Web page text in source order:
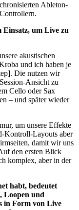
Ableton-
Einsatz, um Live zu
akustischen
und ich haben je
Die nutzen wir
Ansicht zu
Cello oder Sax
– und später wieder
um unsere Effekte
Kontroll-Layouts aber
damit wir uns
den ersten Blick
komplex, aber in der
habt, bedeutet
Loopen und
in Form von Live